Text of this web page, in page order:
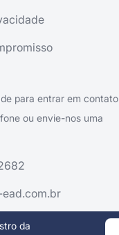
para entrar em contato
ou envie-nos uma
da